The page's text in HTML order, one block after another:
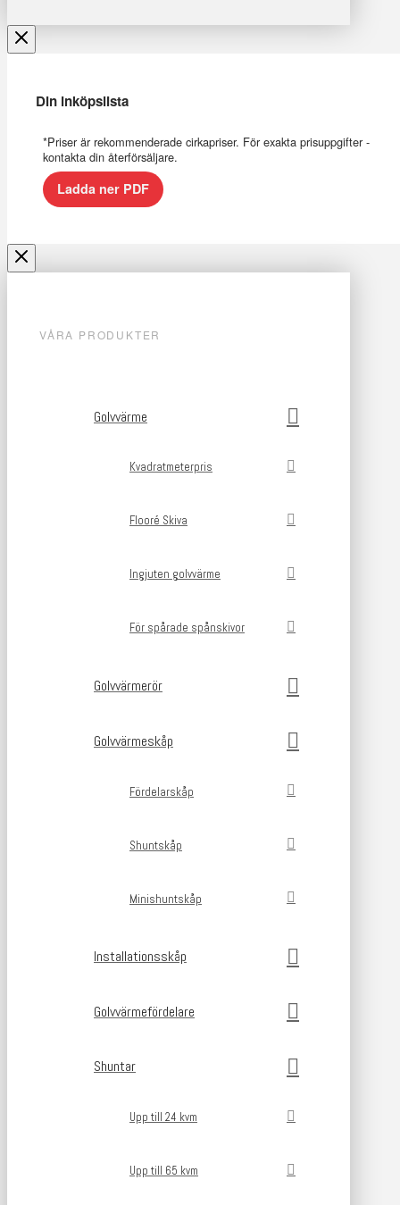
Din inköpslista
*Priser är rekommenderade cirkapriser. För exakta prisuppgifter -
kontakta din återförsäljare.
Ladda ner PDF
VÅRA PRODUKTER
Golvvärme
Kvadratmeterpris
Flooré Skiva
Ingjuten golvvärme
För spårade spånskivor
Golvvärmerör
Golvvärmeskåp
Fördelarskåp
Shuntskåp
Minishuntskåp
Installationsskåp
Golvvärmefördelare
Shuntar
Upp till 24 kvm
Upp till 65 kvm